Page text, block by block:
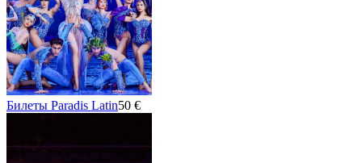
Билеты Paradis Latin50 €